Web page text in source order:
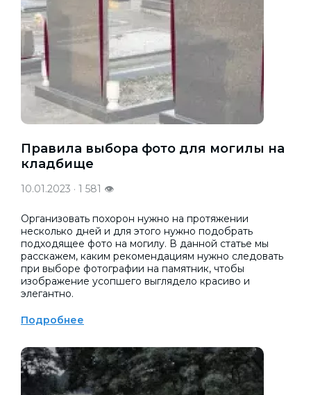
Правила выбора фото для могилы на
кладбище
10.01.2023 · 1 581 👁
Организовать похорон нужно на протяжении
несколько дней и для этого нужно подобрать
подходящее фото на могилу. В данной статье мы
расскажем, каким рекомендациям нужно следовать
при выборе фотографии на памятник, чтобы
изображение усопшего выглядело красиво и
элегантно.
Подробнее